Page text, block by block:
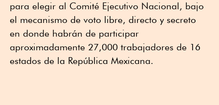
para elegir al Comité Ejecutivo Nacional, bajo
el mecanismo de voto libre, directo y secreto
en donde habrán de participar
aproximadamente 27,000 trabajadores de 16
estados de la República Mexicana.